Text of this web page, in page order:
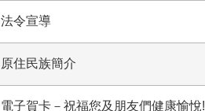
法令宣導
原住民族簡介
電子賀卡－祝福您及朋友們健康愉悅!